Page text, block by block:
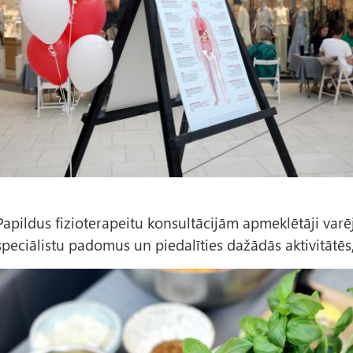
fizioterapeitu konsultācijām apmeklētāji
padomus un piedalīties dažādās